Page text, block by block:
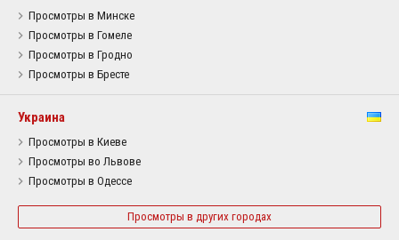
Просмотры в Минске
Просмотры в Гомеле
Просмотры в Гродно
Просмотры в Бресте
Украина
Просмотры в Киеве
Просмотры во Львове
Просмотры в Одессе
Просмотры в других городах